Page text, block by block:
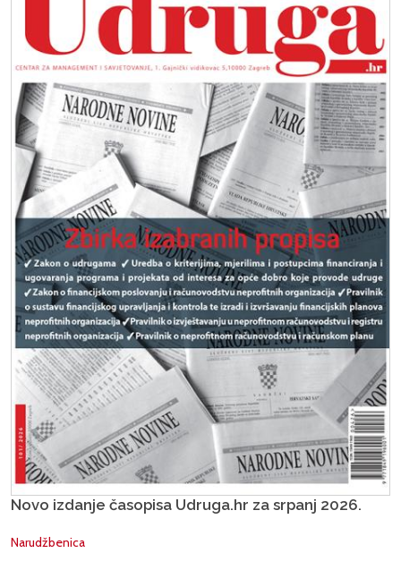
Novo izdanje časopisa Udruga.hr za srpanj 2026.
Narudžbenica